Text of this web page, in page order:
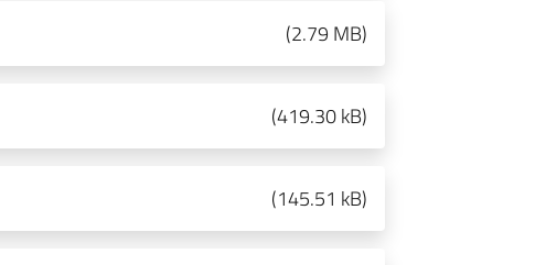
(2.79 MB)
(419.30 kB)
(145.51 kB)